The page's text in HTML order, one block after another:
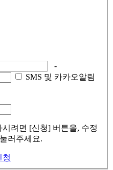
-
SMS 및 카카오알림
려면 [신청] 버튼을, 수정
러주세요.
청